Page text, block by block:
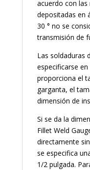
acuerdo con las
depositadas en
30 ° no se
transmisión de
Las soldaduras
especificarse
proporciona el
garganta, el
dimensión de
Si se da la
Fillet Weld
directamente
se especifica
1/2 pulgada.